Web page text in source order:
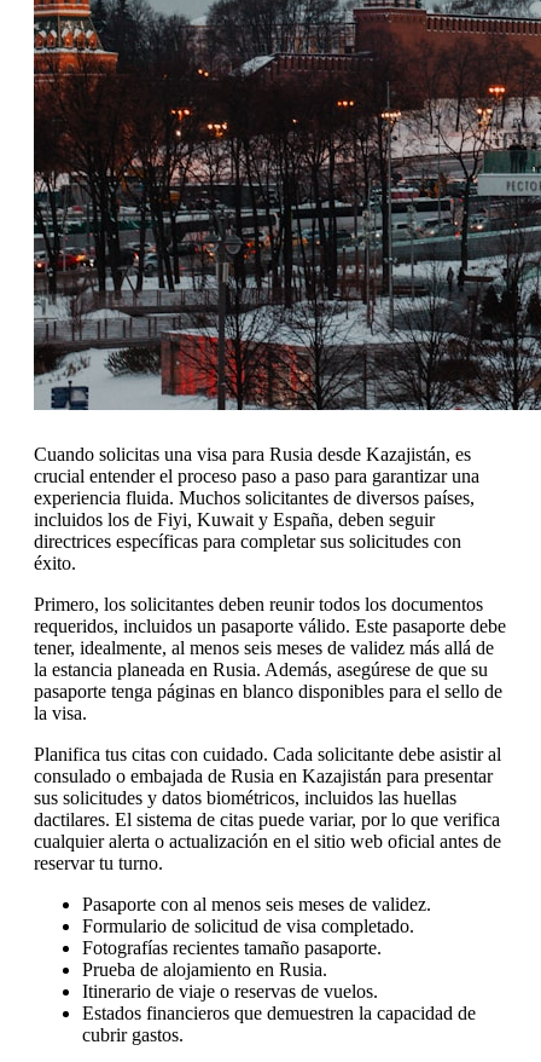
Cuando solicitas una visa para Rusia desde Kazajistán, es
crucial entender el proceso paso a paso para garantizar una
experiencia fluida. Muchos solicitantes de diversos países,
incluidos los de Fiyi, Kuwait y España, deben seguir
directrices específicas para completar sus solicitudes con
éxito.
Primero, los solicitantes deben reunir todos los documentos
requeridos, incluidos un pasaporte válido. Este pasaporte debe
tener, idealmente, al menos seis meses de validez más allá de
la estancia planeada en Rusia. Además, asegúrese de que su
pasaporte tenga páginas en blanco disponibles para el sello de
la visa.
Planifica tus citas con cuidado. Cada solicitante debe asistir al
consulado o embajada de Rusia en Kazajistán para presentar
sus solicitudes y datos biométricos, incluidos las huellas
dactilares. El sistema de citas puede variar, por lo que verifica
cualquier alerta o actualización en el sitio web oficial antes de
reservar tu turno.
Pasaporte con al menos seis meses de validez.
Formulario de solicitud de visa completado.
Fotografías recientes tamaño pasaporte.
Prueba de alojamiento en Rusia.
Itinerario de viaje o reservas de vuelos.
Estados financieros que demuestren la capacidad de
cubrir gastos.